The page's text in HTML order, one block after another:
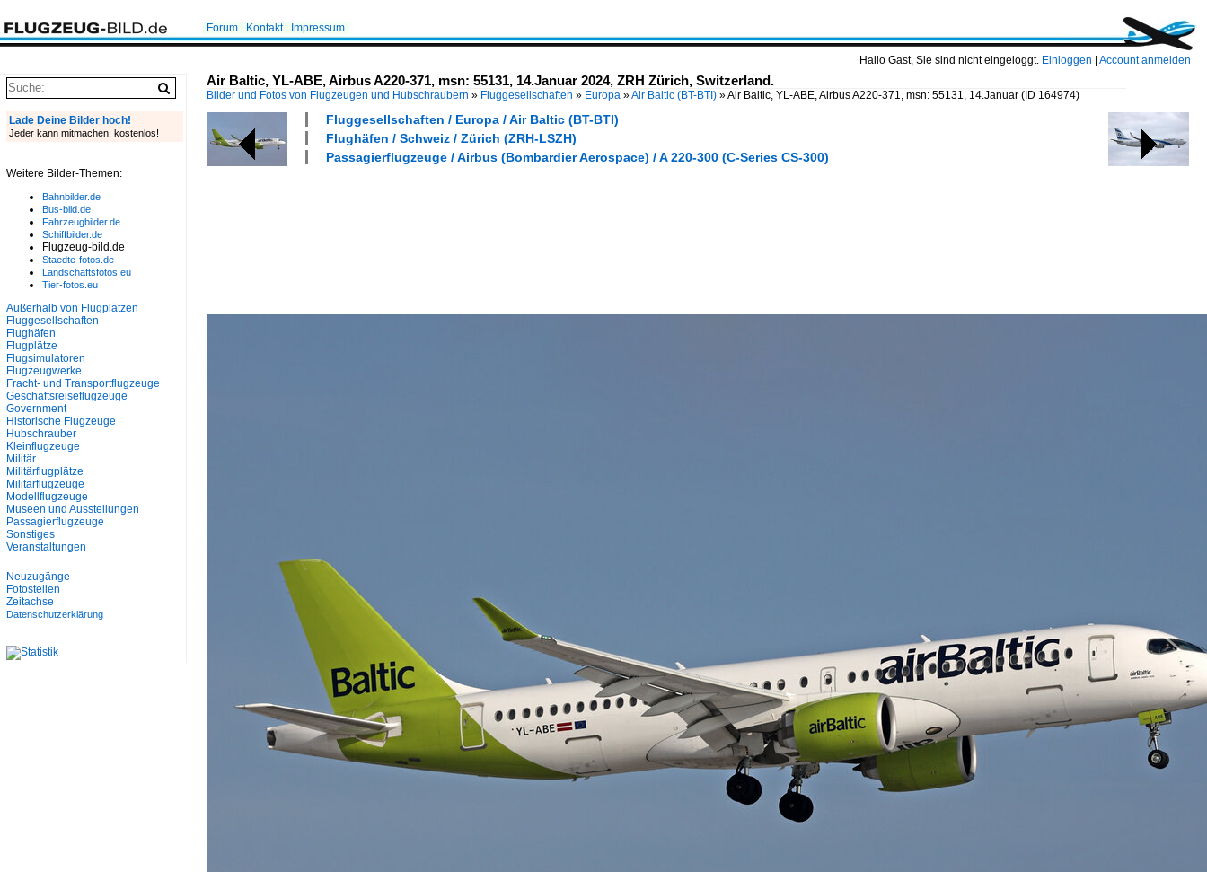
Hallo Gast, Sie sind nicht eingeloggt. Einloggen Account anmelden
Forum Kontakt Impressum
Air Baltic, YL-ABE, Airbus A220-371, msn: 55131, 14.Januar 2024, ZRH Zürich, Switzerland.
Bilder und Fotos von Flugzeugen und Hubschraubern » Fluggesellschaften » Europa »Air Baltic (BT-BTI) »Air Baltic, YL-ABE, Airbus A220-371, msn: 55131, 14.Januar (ID 164974)
Fluggesellschaften / Europa / Air Baltic (BT-BTI)
Flughäfen / Schweiz / Zürich (ZRH-LSZH)
Passagierflugzeuge / Airbus (Bombardier Aerospace) / A 220-300 (C-Series CS-300)
Lade Deine Bilder hoch!
Jeder kann mitmachen, kostenlos!
Weitere Bilder-Themen:
Bahnbilder.de
Bus-bild.de
Fahrzeugbilder.de
Schiffbilder.de
Flugzeug-bild.de
Staedte-fotos.de
Landschaftsfotos.eu
Tier-fotos.eu
Außerhalb von Flugplätzen
Fluggesellschaften
Flughäfen
Flugplätze
Flugsimulatoren
Flugzeugwerke
Fracht- und Transportflugzeuge
Geschäftsreiseflugzeuge
Government
Historische Flugzeuge
Hubschrauber
Kleinflugzeuge
Militär
Militärflugplätze
Militärflugzeuge
Modellflugzeuge
Museen und Ausstellungen
Passagierflugzeuge
Sonstiges
Veranstaltungen
Neuzugänge
Fotostellen
Zeitachse
Datenschutzerklärung